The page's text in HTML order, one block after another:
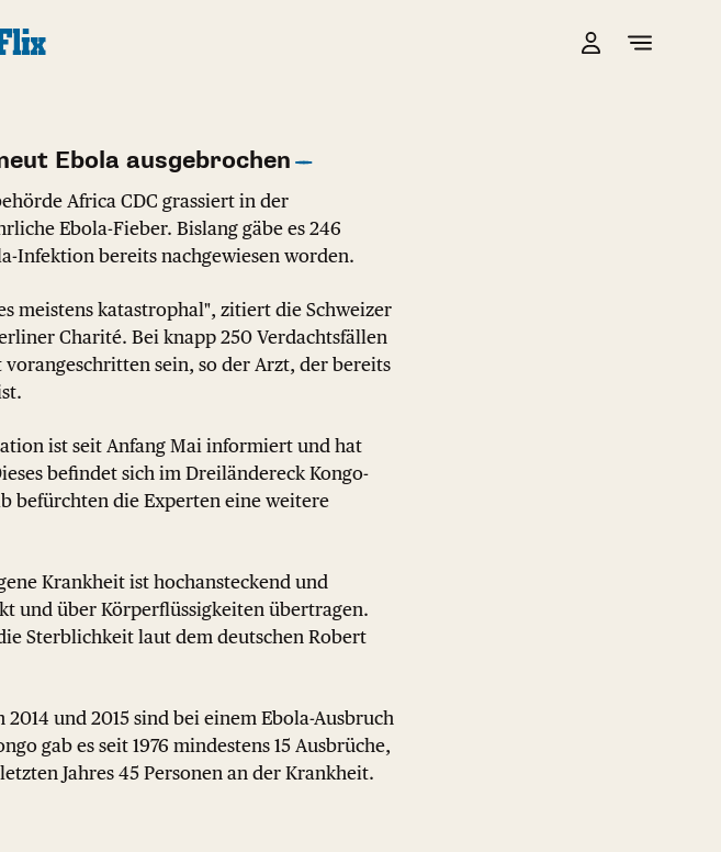
Ebola ausgebrochen
Africa CDC grassiert in der
Ebola-Fieber. Bislang gäbe es 246
Infektion bereits nachgewiesen worden.
meistens katastrophal", zitiert die Schweizer
Charité. Bei knapp 250 Verdachtsfällen
sein, so der Arzt, der bereits
ist seit Anfang Mai informiert und hat
befindet sich im Dreiländereck Kongo-
befürchten die Experten eine weitere
Krankheit ist hochansteckend und
und über Körperflüssigkeiten übertragen.
Sterblichkeit laut dem deutschen Robert
2014 und 2015 sind bei einem Ebola-Ausbruch
gab es seit 1976 mindestens 15 Ausbrüche,
Jahres 45 Personen an der Krankheit.